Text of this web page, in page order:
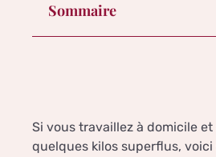
Sommaire
Si vous travaillez à domicile
quelques kilos superflus,